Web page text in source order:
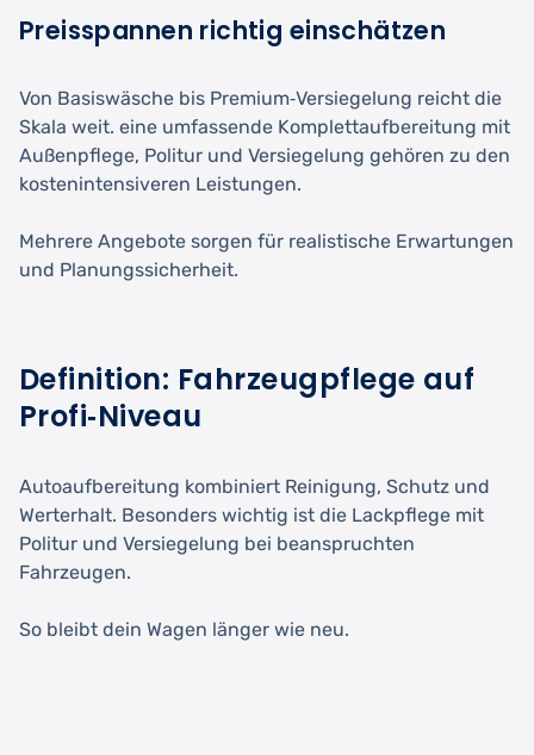
Preisspannen richtig einschätzen
Von Basiswäsche bis Premium‑Versiegelung reicht die
Skala weit. eine umfassende Komplettaufbereitung mit
Außenpflege, Politur und Versiegelung gehören zu den
kostenintensiveren Leistungen.
Mehrere Angebote sorgen für realistische Erwartungen
und Planungssicherheit.
Definition: Fahrzeugpflege auf
Profi‑Niveau
Autoaufbereitung kombiniert Reinigung, Schutz und
Werterhalt. Besonders wichtig ist die Lackpflege mit
Politur und Versiegelung bei beanspruchten
Fahrzeugen.
So bleibt dein Wagen länger wie neu.